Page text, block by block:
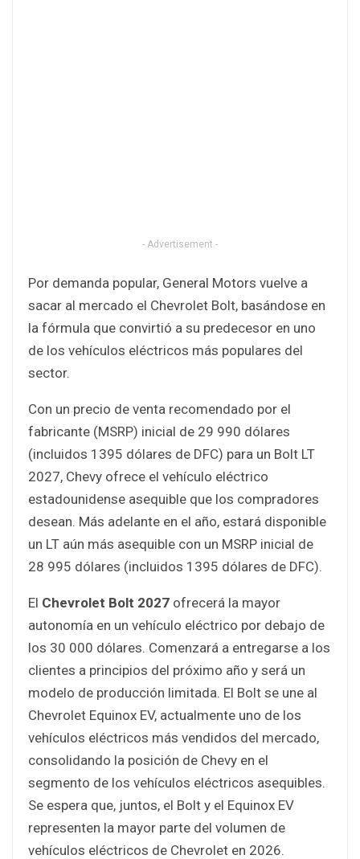
- Advertisement -
Por demanda popular, General Motors vuelve a
sacar al mercado el Chevrolet Bolt, basándose en
la fórmula que convirtió a su predecesor en uno
de los vehículos eléctricos más populares del
sector.
Con un precio de venta recomendado por el
fabricante (MSRP) inicial de 29 990 dólares
(incluidos 1395 dólares de DFC) para un Bolt LT
2027, Chevy ofrece el vehículo eléctrico
estadounidense asequible que los compradores
desean. Más adelante en el año, estará disponible
un LT aún más asequible con un MSRP inicial de
28 995 dólares (incluidos 1395 dólares de DFC).
El Chevrolet Bolt 2027 ofrecerá la mayor
autonomía en un vehículo eléctrico por debajo de
los 30 000 dólares. Comenzará a entregarse a los
clientes a principios del próximo año y será un
modelo de producción limitada. El Bolt se une al
Chevrolet Equinox EV, actualmente uno de los
vehículos eléctricos más vendidos del mercado,
consolidando la posición de Chevy en el
segmento de los vehículos eléctricos asequibles.
Se espera que, juntos, el Bolt y el Equinox EV
representen la mayor parte del volumen de
vehículos eléctricos de Chevrolet en 2026.